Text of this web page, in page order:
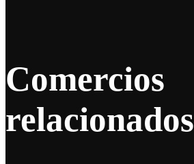
Comercios
relacionados